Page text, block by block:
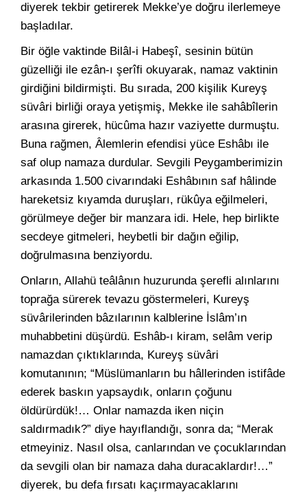
diyerek tekbir getirerek Mekke’ye doğru ilerlemeye
başladılar.
Bir öğle vaktinde Bilâl-i Habeşî, sesinin bütün
güzelliği ile ezân-ı şerîfi okuyarak, namaz vaktinin
girdiğini bildirmişti. Bu sırada, 200 kişilik Kureyş
süvâri birliği oraya yetişmiş, Mekke ile sahâbîlerin
arasına girerek, hücûma hazır vaziyette durmuştu.
Buna rağmen, Âlemlerin efendisi yüce Eshâbı ile
saf olup namaza durdular. Sevgili Peygamberimizin
arkasında 1.500 civarındaki Eshâbının saf hâlinde
hareketsiz kıyamda duruşları, rükûya eğilmeleri,
görülmeye değer bir manzara idi. Hele, hep birlikte
secdeye gitmeleri, heybetli bir dağın eğilip,
doğrulmasına benziyordu.
Onların, Allahü teâlânın huzurunda şerefli alınlarını
toprağa sürerek tevazu göstermeleri, Kureyş
süvârilerinden bâzılarının kalblerine İslâm’ın
muhabbetini düşürdü. Eshâb-ı kiram, selâm verip
namazdan çıktıklarında, Kureyş süvâri
komutanının; “Müslümanların bu hâllerinden istifâde
ederek baskın yapsaydık, onların çoğunu
öldürürdük!… Onlar namazda iken niçin
saldırmadık?” diye hayıflandığı, sonra da; “Merak
etmeyiniz. Nasıl olsa, canlarından ve çocuklarından
da sevgili olan bir namaza daha duracaklardır!…”
diyerek, bu defa fırsatı kaçırmayacaklarını